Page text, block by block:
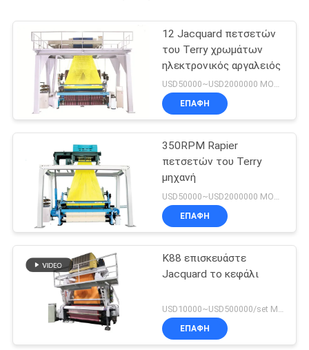
12 Jacquard πετσετών
του Terry χρωμάτων
ηλεκτρονικός αργαλειός
USD50000~USD2000000 MOQ:1set
ΕΠΑΦΉ
350RPM Rapier
πετσετών του Terry
μηχανή
USD50000~USD2000000 MOQ:1set
ΕΠΑΦΉ
K88 επισκευάστε
Jacquard το κεφάλι
ΕΠΑΦΉ